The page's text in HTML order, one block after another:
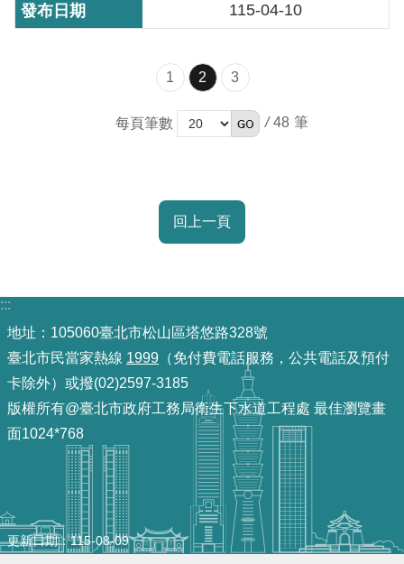
115-04-10
1 2 3
每頁筆數 / 48
回上一頁
:::
地址：105060臺北市松山區塔悠路328號
臺北市民當家熱線 1999 （免付費電話服務，公共電話及預付
卡除外）或撥(02)2597-3185
版權所有@臺北市政府工務局衛生下水道工程處 最佳瀏覽畫
面1024*768
更新日期 115-08-09